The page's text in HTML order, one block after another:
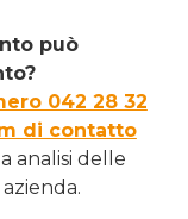
può
042 28 32
di contatto
analisi delle